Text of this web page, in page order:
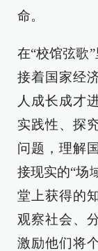
命。
在“校馆弦歌
接着国家经
人成长成才
实践性、探
问题，理解
接现实的“场
堂上获得的
观察社会、
激励他们将